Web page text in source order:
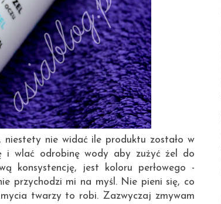
niestety nie widać ile produktu zostało w
i wlać odrobinę wody aby zużyć żel do
konsystencję, jest koloru perłowego -
przychodzi mi na myśl. Nie pieni się, co
twarzy to robi. Zazwyczaj zmywam